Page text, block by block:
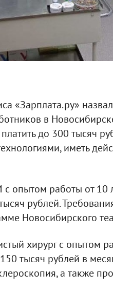
«Зарплата.ру»
в
до 300 тысяч
иметь
с опытом работы от 10
рублей.
Новосибирского
хирург с опытом
тысяч рублей в
а также